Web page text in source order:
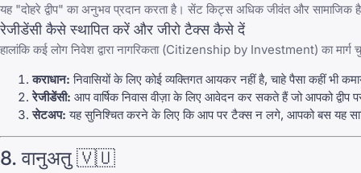
यह "दोहरे द्वीप" का अनुभव प्रदान करता है। सेंट किट्स अधिक जीवंत और
रेजीडेंसी कैसे स्थापित करें और जीरो टैक्स कैसे दें
हालांकि कई लोग निवेश द्वारा नागरिकता (Citizenship by Investment) का मार्ग
कराधान: निवासियों के लिए कोई व्यक्तिगत आयकर नहीं है, चाहे पैसा कहीं भी
रेजीडेंसी: आप वार्षिक निवास वीज़ा के लिए आवेदन कर सकते हैं जो आपको
सेटअप: यह सुनिश्चित करने के लिए कि आप पर टैक्स न लगे, आपको बस यह
8. वानुअतु 🇻🇺